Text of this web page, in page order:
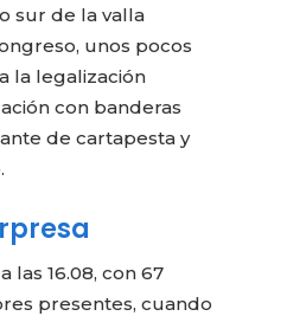
sur de la valla
unos pocos
la legalización
con banderas
de cartapesta y
las 16.08, con 67
presentes, cuando